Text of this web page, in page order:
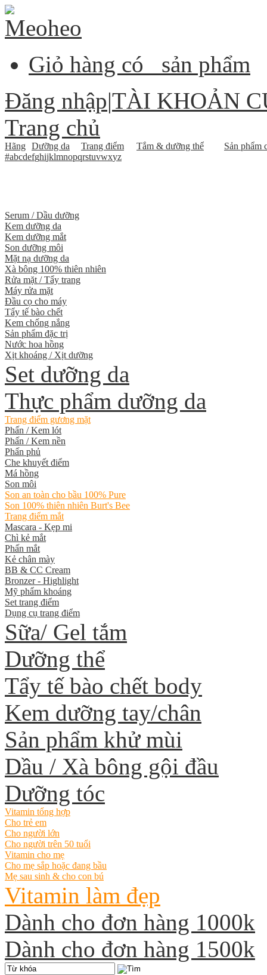
Giỏ hàng có
sản phẩm
Đăng nhập|TÀI KHOẢN
Trang chủ
Hãng Dưỡng da Trang điểm Tắm & dưỡng thể
Sản phẩm
#abcdefghijklmnopqrstuvwxyz
Serum / Dầu dưỡng
Kem dưỡng da
Kem dưỡng mắt
Son dưỡng môi
Mặt nạ dưỡng da
Xà bông 100% thiên nhiên
Rửa mặt / Tẩy trang
Máy rửa mặt
Đầu cọ cho máy
Tẩy tế bào chết
Kem chống nắng
Sản phẩm đặc trị
Nước hoa hồng
Xịt khoáng / Xịt dưỡng
Set dưỡng da
Thực phẩm dưỡng da
Trang điểm gương mặt
Phấn / Kem lót
Phấn / Kem nền
Phấn phủ
Che khuyết điểm
Má hồng
Son môi
Son an toàn cho bầu 100% Pure
Son 100% thiên nhiên Burt's Bee
Trang điểm mắt
Mascara - Kẹp mi
Chì kẻ mắt
Phấn mắt
Kẻ chân mày
BB & CC Cream
Bronzer - Highlight
Mỹ phẩm khoáng
Set trang điểm
Dụng cụ trang điểm
Sữa/ Gel tắm
Dưỡng thể
Tẩy tế bào chết body
Kem dưỡng tay/chân
Sản phẩm khử mùi
Dầu / Xà bông gội đầu
Dưỡng tóc
Vitamin tổng hợp
Cho trẻ em
Cho người lớn
Cho người trên 50 tuổi
Vitamin cho mẹ
Cho mẹ sắp hoặc đang bầu
Mẹ sau sinh & cho con bú
Vitamin làm đẹp
Dành cho đơn hàng 1000k
Dành cho đơn hàng 1500k